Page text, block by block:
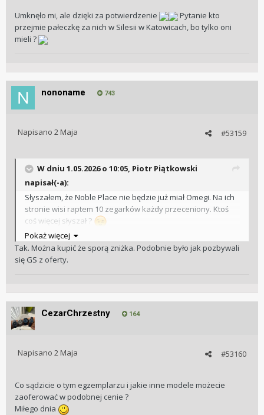
Edit-Masz rację jest dalej 10
Umknęło mi, ale dzięki za potwierdzenie
Pytanie kto
przejmie pałeczkę za nich w Silesii w Katowicach, bo tylko oni
mieli ?
nononame 743
#53159
Napisano 2 Maja
W dniu 1.05.2026 o 10:05, Piotr Piątkowski
napisał(-a):
Słyszałem, że Noble Place nie będzie już miał Omegi. Na ich
stronie wisi raptem 10 zegarków każdy przeceniony. Ktoś
coś więcej słyszał ?
https://nobleplace.pl/zegarki/omega
Pokaż więcej
Tak. Można kupić że sporą zniżka. Podobnie było jak pozbywali
się GS z oferty.
CezarChrzestny 164
#53160
Napisano 2 Maja
Co sądzicie o tym egzemplarzu i jakie inne modele możecie
zaoferować w podobnej cenie ?
Miłego dnia